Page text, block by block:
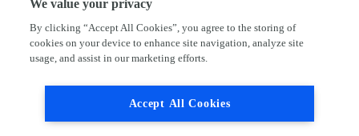
We value your privacy
By clicking “Accept All Cookies”, you agree to the storing of
cookies on your device to enhance site navigation, analyze site
usage, and assist in our marketing efforts.
Accept All Cookies